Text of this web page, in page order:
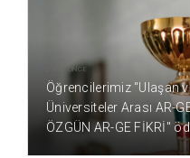
2 YIL ÖNCE
Öğrencilerimiz "Ulaşan
Üniversiteler Arası AR-
ÖZGÜN AR-GE FİKRİ"